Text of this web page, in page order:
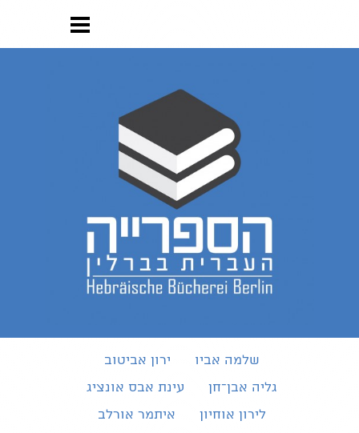
שלמה אביו
ירון אביטוב
גליה אבן־חן
עינת אבס אונציג
לירון אוחיון
איתמר אורלב